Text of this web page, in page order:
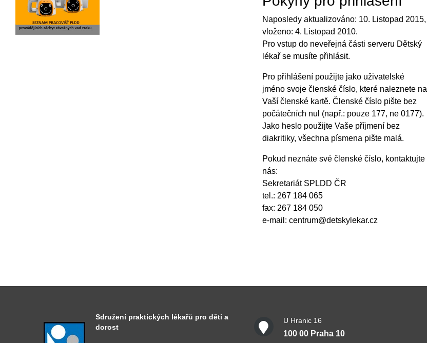
Naposledy aktualizováno: 10. Listopad 2015,
vloženo: 4. Listopad 2010.
Pro vstup do neveřejná části serveru Dětský
lékař se musíte přihlásit.
Pro přihlášení použijte jako uživatelské
jméno svoje členské číslo, které naleznete na
Vaší členské kartě. Členské číslo pište bez
počátečních nul (např.: pouze 177, ne 0177).
Jako heslo použijte Vaše příjmení bez
diakritiky, všechna písmena pište malá.
Pokud neznáte své členské číslo, kontaktujte
nás:
Sekretariát SPLDD ČR
tel.: 267 184 065
fax: 267 184 050
e-mail: centrum@detskylekar.cz
Sdružení praktických lékařů pro děti a
dorost
U Hranic 16
100 00 Praha 10